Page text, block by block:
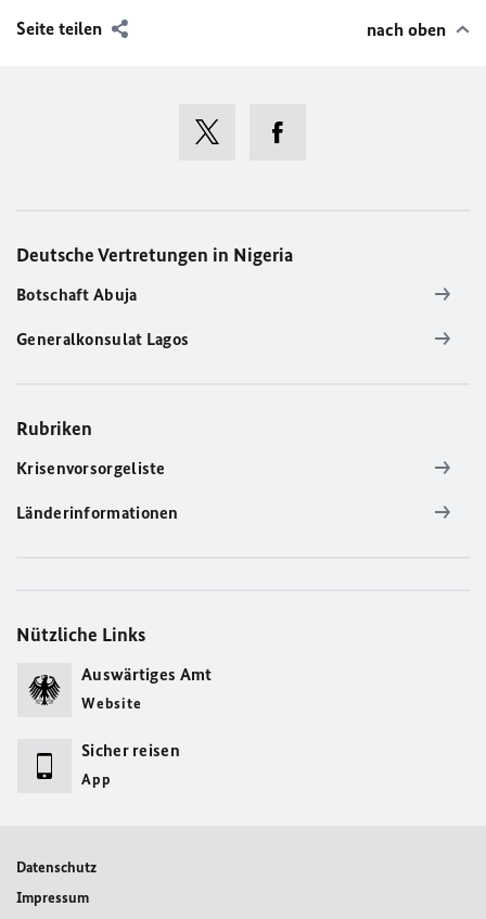
Seite teilen nach oben
Deutsche Vertretungen in Nigeria
Botschaft Abuja
Generalkonsulat Lagos
Rubriken
Krisenvorsorgeliste
Länderinformationen
Nützliche Links
Auswärtiges Amt
Website
Sicher reisen
App
Datenschutz
Impressum